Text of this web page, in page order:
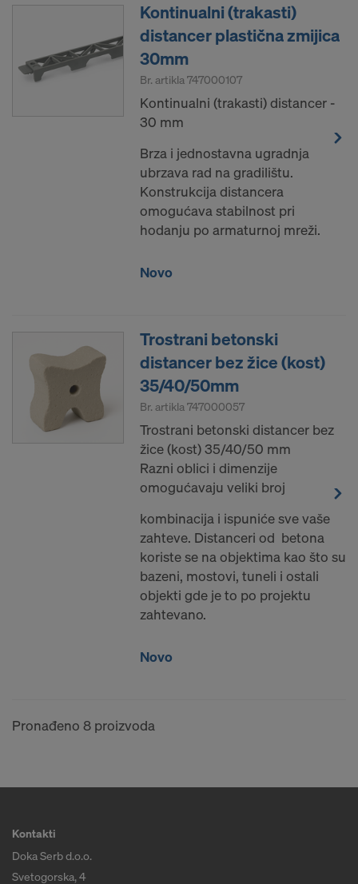
Kontinualni (trakasti)
distancer plastična zmijica
30mm
Br. artikla747000107
Kontinualni (trakasti) distancer -
30 mm
Brza i jednostavna ugradnja
ubrzava rad na gradilištu.
Konstrukcija distancera
omogućava stabilnost pri
hodanju po armaturnoj mreži.
Novo
Trostrani betonski
distancer bez žice (kost)
35/40/50mm
Br. artikla747000057
Trostrani betonski distancer bez
žice (kost) 35/40/50 mm
Razni oblici i dimenzije
omogućavaju veliki broj
kombinacija i ispuniće sve vaše
zahteve. Distanceri od betona
koriste se na objektima kao što su
bazeni, mostovi, tuneli i ostali
objekti gde je to po projektu
zahtevano.
Novo
Pronađeno 8 proizvoda
Kontakti
Doka Serb d.o.o.
Svetogorska, 4